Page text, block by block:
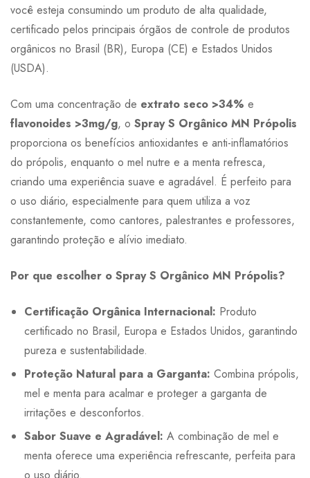
você esteja consumindo um produto de alta qualidade,
certificado pelos principais órgãos de controle de produtos
orgânicos no Brasil (BR), Europa (CE) e Estados Unidos
(USDA).
Com uma concentração de extrato seco >34% e
flavonoides >3mg/g, o Spray S Orgânico MN Própolis
proporciona os benefícios antioxidantes e anti-inflamatórios
do própolis, enquanto o mel nutre e a menta refresca,
criando uma experiência suave e agradável. É perfeito para
o uso diário, especialmente para quem utiliza a voz
constantemente, como cantores, palestrantes e professores,
garantindo proteção e alívio imediato.
Por que escolher o Spray S Orgânico MN Própolis?
Certificação Orgânica Internacional: Produto
certificado no Brasil, Europa e Estados Unidos, garantindo
pureza e sustentabilidade.
Proteção Natural para a Garganta: Combina própolis,
mel e menta para acalmar e proteger a garganta de
irritações e desconfortos.
Sabor Suave e Agradável: A combinação de mel e
menta oferece uma experiência refrescante, perfeita para
o uso diário.